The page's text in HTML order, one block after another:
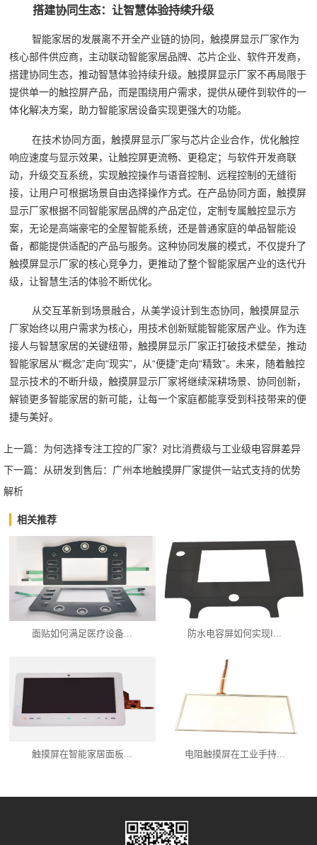
搭建协同生态：让智慧体验持续升级
智能家居的发展离不开全产业链的协同，触摸屏显示厂家作为
核心部件供应商，主动联动智能家居品牌、芯片企业、软件开发商，
搭建协同生态，推动智慧体验持续升级。触摸屏显示厂家不再局限于
提供单一的触控屏产品，而是围绕用户需求，提供从硬件到软件的一
体化解决方案，助力智能家居设备实现更强大的功能。
在技术协同方面，触摸屏显示厂家与芯片企业合作，优化触控
响应速度与显示效果，让触控屏更流畅、更稳定；与软件开发商联
动，升级交互系统，实现触控操作与语音控制、远程控制的无缝衔
接，让用户可根据场景自由选择操作方式。在产品协同方面，触摸屏
显示厂家根据不同智能家居品牌的产品定位，定制专属触控显示方
案，无论是高端豪宅的全屋智能系统，还是普通家庭的单品智能设
备，都能提供适配的产品与服务。这种协同发展的模式，不仅提升了
触摸屏显示厂家的核心竞争力，更推动了整个智能家居产业的迭代升
级，让智慧生活的体验不断优化。
从交互革新到场景融合，从美学设计到生态协同，触摸屏显示
厂家始终以用户需求为核心，用技术创新赋能智能家居产业。作为连
接人与智慧家居的关键纽带，触摸屏显示厂家正打破技术壁垒，推动
智能家居从“概念”走向“现实”，从“便捷”走向“精致”。未来，随着触控
显示技术的不断升级，触摸屏显示厂家将继续深耕场景、协同创新，
解锁更多智能家居的新可能，让每一个家庭都能享受到科技带来的便
捷与美好。
上一篇： 为何选择专注工控的厂家？对比消费级与工业级电容屏差异
下一篇：
从研发到售后：广州本地触摸屏厂家提供一站式支持的优势
解析
相关推荐
面贴如何满足医疗设备... 防水电容屏如何实现I...
触摸屏在智能家居面板... 电阻触摸屏在工业手持...
产品中心